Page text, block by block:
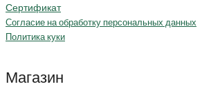
Сертификат
Согласие на обработку персональных данных
Политика куки
Магазин